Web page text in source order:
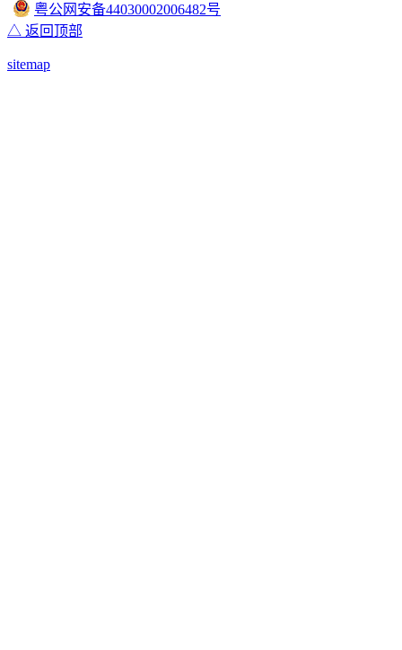
粤公网安备44030002006482号
△ 返回顶部
sitemap